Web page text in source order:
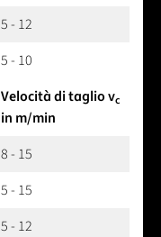
5 - 12
5 - 10
Velocità di taglio vc
in m/min
8 - 15
5 - 15
5 - 12